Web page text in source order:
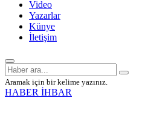
Video
Yazarlar
Künye
İletişim
Aramak için bir kelime yazınız.
HABER İHBAR